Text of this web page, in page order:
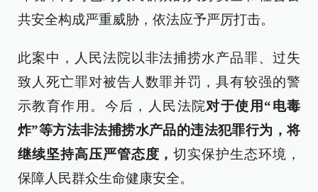
共安全构成严重威胁，依法应予严厉打击。
此案中，人民法院以非法捕捞水产品罪、过失
致人死亡罪对被告人数罪并罚，具有较强的警
示教育作用。今后，人民法院对于使用“电毒
炸”等方法非法捕捞水产品的违法犯罪行为，将
继续坚持高压严管态度，切实保护生态环境，
保障人民群众生命健康安全。